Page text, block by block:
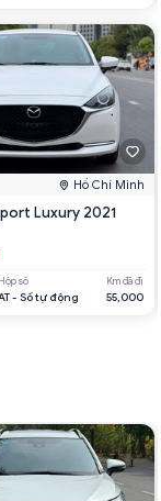
Hồ Chí Minh
Luxury 2021
Hộp số
- Số tự động
Km đã đi
55,000